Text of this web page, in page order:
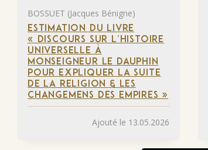
BOSSUET (Jacques Bénigne)
ESTIMATION DU LIVRE
« DISCOURS SUR L’HISTOIRE
UNIVERSELLE À
MONSEIGNEUR LE DAUPHIN
POUR EXPLIQUER LA SUITE
DE LA RELIGION & LES
CHANGEMENS DES EMPIRES »
Ajouté le 13.05.2026